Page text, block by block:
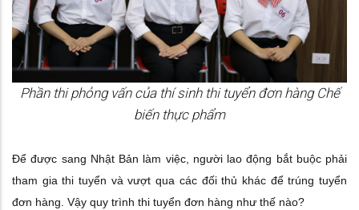
Phần thi phỏng vấn của thí sinh thi tuyển đơn hàng Chế
biến thực phẩm
Để được sang Nhật Bản làm việc, người lao động bắt buộc phải
tham gia thi tuyển và vượt qua các đối thủ khác để trúng tuyển
đơn hàng. Vậy quy trình thi tuyển đơn hàng như thế nào?